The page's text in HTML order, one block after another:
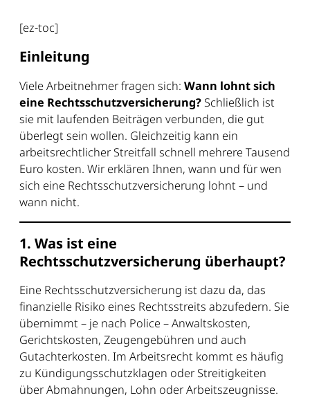
[ez-toc]
Einleitung
Viele Arbeitnehmer fragen sich: Wann lohnt sich
eine Rechtsschutzversicherung? Schließlich ist
sie mit laufenden Beiträgen verbunden, die gut
überlegt sein wollen. Gleichzeitig kann ein
arbeitsrechtlicher Streitfall schnell mehrere Tausend
Euro kosten. Wir erklären Ihnen, wann und für wen
sich eine Rechtsschutzversicherung lohnt – und
wann nicht.
1. Was ist eine
Rechtsschutzversicherung überhaupt?
Eine Rechtsschutzversicherung ist dazu da, das
finanzielle Risiko eines Rechtsstreits abzufedern. Sie
übernimmt – je nach Police – Anwaltskosten,
Gerichtskosten, Zeugengebühren und auch
Gutachterkosten. Im Arbeitsrecht kommt es häufig
zu Kündigungsschutzklagen oder Streitigkeiten
über Abmahnungen, Lohn oder Arbeitszeugnisse.